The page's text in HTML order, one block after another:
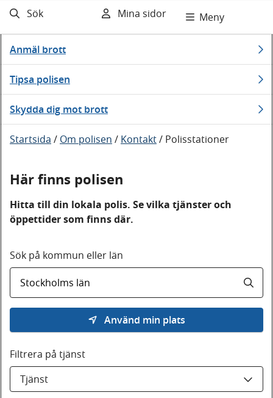
Sök Mina sidor Meny
Anmäl brott
Tipsa polisen
Skydda dig mot brott
Startsida / Om polisen / Kontakt/ Polisstationer
Här finns polisen
Hitta till din lokala polis. Se vilka tjänster och
öppettider som finns där.
Sök på kommun eller län
Använd min plats
Filtrera på tjänst
Tjänst